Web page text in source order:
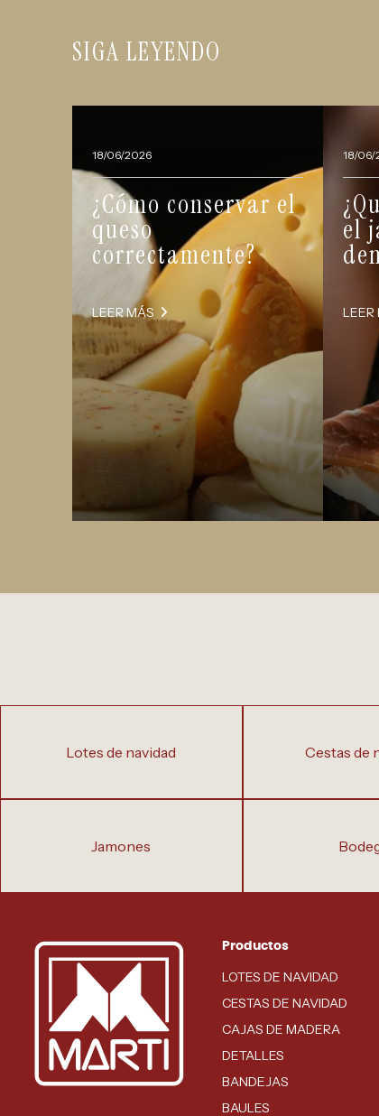
SIGA LEYENDO
18/06/2026
¿Cómo conservar el
queso
correctamente?
LEER MÁS
18/06/
el
lotes de navidad cestas de
jamones
Productos
LOTES DE NAVIDAD
CESTAS DE NAVIDAD
CAJAS DE MADERA
DETALLES
BANDEJAS
BAULES